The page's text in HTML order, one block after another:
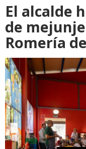
El alcalde
de
Romería